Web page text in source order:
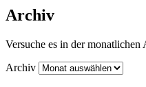
Archiv
Versuche es in der
Archiv